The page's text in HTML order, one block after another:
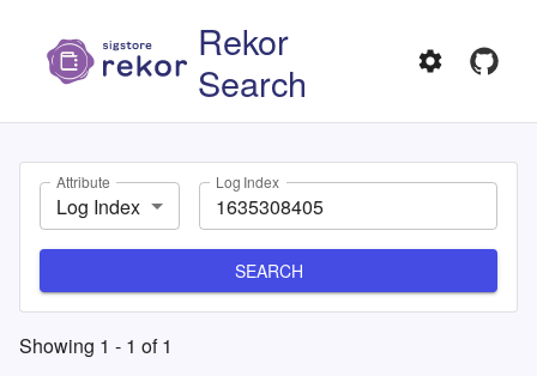
Rekor
Search
Attribute
Log Index
Log Index
SEARCH
Showing 1 - 1 of1